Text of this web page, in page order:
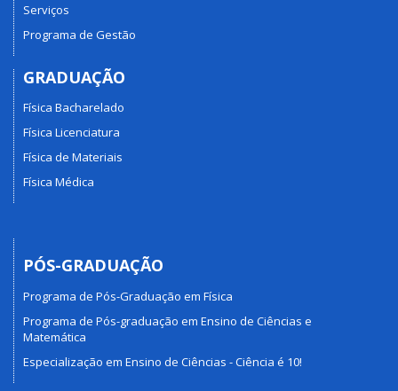
Serviços
Programa de Gestão
GRADUAÇÃO
Física Bacharelado
Física Licenciatura
Física de Materiais
Física Médica
PÓS-GRADUAÇÃO
Programa de Pós-Graduação em Física
Programa de Pós-graduação em Ensino de Ciências e
Matemática
Especialização em Ensino de Ciências - Ciência é 10!